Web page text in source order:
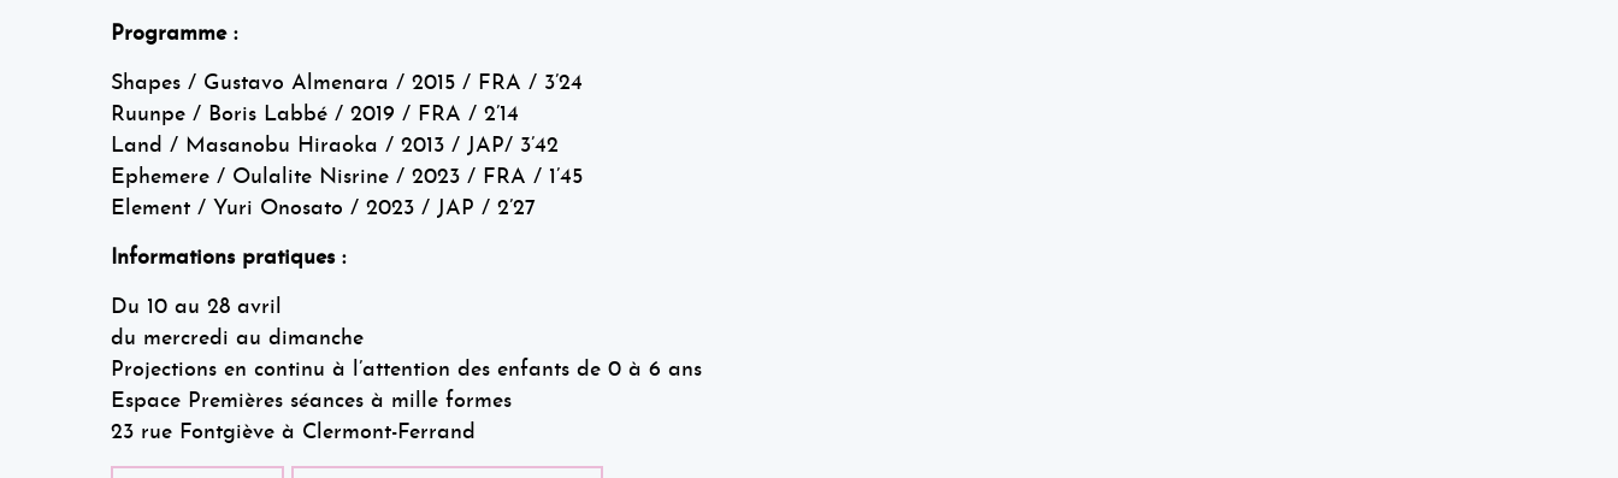
Programme :
Shapes / Gustavo Almenara / 2015 / FRA / 3’24
Ruunpe / Boris Labbé / 2019 / FRA / 2’14
Land / Masanobu Hiraoka / 2013 / JAP/ 3’42
Ephemere / Oulalite Nisrine / 2023 / FRA / 1’45
Element / Yuri Onosato / 2023 / JAP / 2’27
Informations pratiques :
Du 10 au 28 avril
du mercredi au dimanche
Projections en continu à l’attention des enfants de 0 à 6 ans
Espace Premières séances à mille formes
23 rue Fontgiève à Clermont-Ferrand